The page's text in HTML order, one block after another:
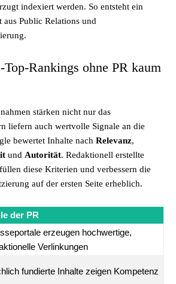
indexiert werden. So entsteht ein
aus Public Relations und
Rankings ohne PR kaum
stärken nicht nur das
liefern auch wertvolle Signale an die
bewertet Inhalte nach Relevanz,
und Autorität. Redaktionell erstellte
diese Kriterien und verbessern die
auf der ersten Seite erheblich.
der PR
erzeugen hochwertige,
Verlinkungen
fundierte Inhalte zeigen Kompetenz